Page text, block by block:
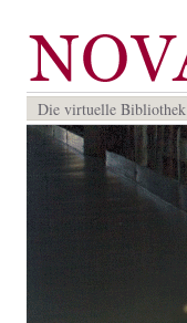
Die virtuelle Bibliothek